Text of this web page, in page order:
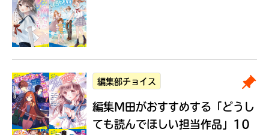
編集部チョイス
編集M田がおすすめする 「どうし
ても読んでほしい担当作品」10